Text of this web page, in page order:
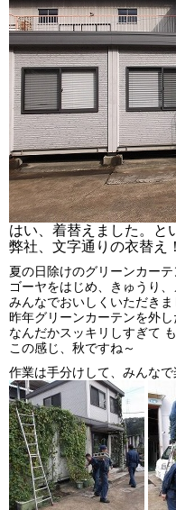
はい、着替えました。と
弊社、文字通りの衣替え！
夏の日除けのグリーンカー
ゴーヤをはじめ、きゅうり
みんなでおいしくいただきま
昨年グリーンカーテンを外
なんだかスッキリしすぎて
この感じ、秋ですね～
作業は手分けして、みんな